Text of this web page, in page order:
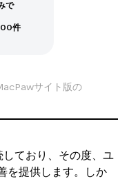
で
件
サイト版の
ており、その度、ユ
を提供します。しか